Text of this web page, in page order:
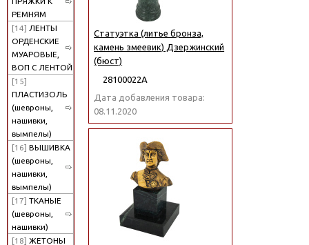
РЕМНЯМ
[14] ЛЕНТЫ
ОРДЕНСКИЕ
МУАРОВЫЕ,
ВОП С ЛЕНТОЙ
[15]
ПЛАСТИЗОЛЬ
(шевроны,
нашивки,
вымпелы)
[16] ВЫШИВКА
(шевроны,
нашивки,
вымпелы)
[17] ТКАНЫЕ
(шевроны,
нашивки)
[18] ЖЕТОНЫ
Статуэтка (литье бронза,
камень змеевик) Дзержинский
(бюст)
28100022А
Дата добавления товара:
08.11.2020